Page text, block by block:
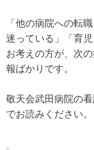
「他の病院への転
迷っている」「育
お考えの方が、次
報ばかりです。
敬天会武田病院の
でお読みください。